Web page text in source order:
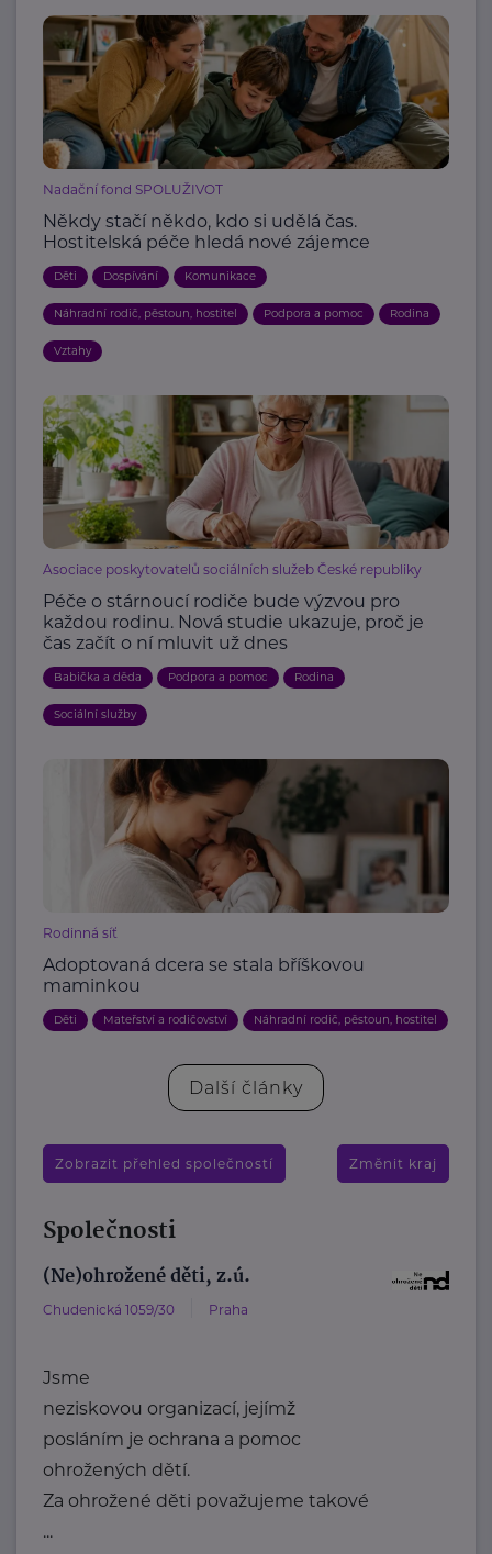
Nadační fond SPOLUŽIVOT
Někdy stačí někdo, kdo si udělá čas.
Hostitelská péče hledá nové zájemce
Děti Dospívání Komunikace
Náhradní rodič, pěstoun, hostitel Podpora a pomoc Rodina
Vztahy
Asociace poskytovatelů sociálních služeb České republiky
Péče o stárnoucí rodiče bude výzvou pro
každou rodinu. Nová studie ukazuje, proč je
čas začít o ní mluvit už dnes
Babička a děda Podpora a pomoc Rodina
Sociální služby
Rodinná síť
Adoptovaná dcera se stala bříškovou
maminkou
Děti Mateřství a rodičovství Náhradní rodič, pěstoun, hostitel
Další články
Zobrazit přehled společností Změnit kraj
Společnosti
(Ne)ohrožené děti, z.ú.
Chudenická 1059/30 Praha
Jsme
neziskovou organizací, jejímž
posláním je ochrana a pomoc
ohrožených dětí.
Za ohrožené děti považujeme takové
...